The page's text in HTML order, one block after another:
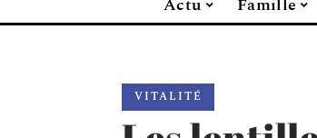
VITALITÉ